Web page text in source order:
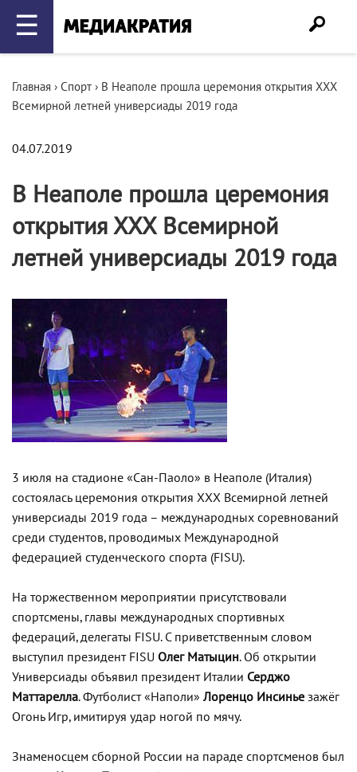
☰
Главная › Спорт › В Неаполе прошла церемония открытия ХХХ
Всемирной летней универсиады 2019 года
04.07.2019
В Неаполе прошла церемония
открытия ХХХ Всемирной
летней универсиады 2019 года
3 июля на стадионе «Сан-Паоло» в Неаполе (Италия)
состоялась церемония открытия ХХХ Всемирной летней
универсиады 2019 года – международных соревнований
среди студентов, проводимых Международной
федерацией студенческого спорта (FISU).
На торжественном мероприятии присутствовали
спортсмены, главы международных спортивных
федераций, делегаты FISU. С приветственным словом
выступил президент FISU Олег Матыцин. Об открытии
Универсиады объявил президент Италии Серджо
Маттарелла. Футболист «Наполи» Лоренцо Инсинье зажёг
Огонь Игр, имитируя удар ногой по мячу.
Знаменосцем сборной России на параде спортсменов был